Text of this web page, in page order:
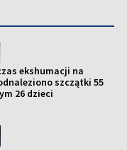
ekshumacji na
szczątki 55
26 dzieci